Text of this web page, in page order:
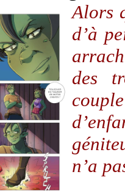
Alors
d’à
des
n’a